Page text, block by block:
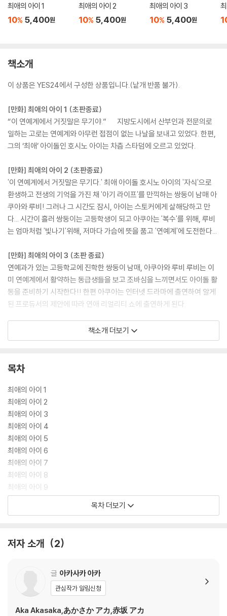
최애의 아이 1
10% 5,400원
최애의 아이 2
10% 5,400원
최애의 아이 3
10% 5,400원
책소개
이 상품은 YES24에서 구성한 상품입니다.(낱개 반품 불가).
[만화] 최애의 아이 1 (초판종료)
“이 연예계에서 거짓말은 무기야.” 지방도시에서 산부인과 전문의로
일하는 고로는 연예계와 아무런 접점이 없는 나날을 보내고 있었다. 한편,
그의 ‘최애’ 아이돌인 호시노 아이는 차츰 스타덤에 오르고 있었다.
[만화] 최애의 아이 2 (초판종료)
'이 연예계에서 거짓말은 무기다.' 최애 아이돌 호시노 아이의 '자식'으로
환생하고 전생의 기억을 가진 채 '아기 라이프'를 만끽하는 쌍둥이 남매 아
쿠아와 루비! 그러나 그 시간도 잠시, 아이는 스토커에게 살해당하고 만
다... 시간이 흘러 쌍둥이는 고등학생이 되고 아쿠아는 '복수'를 위해, 루비
는 엄마처럼 '빛나기'위해, 저마다 가슴에 뜻을 품고 '연예계'에 도전한다...
[만화] 최애의 아이 3 (초판 종료)
연예과가 있는 고등학교에 진학한 쌍둥이 남매, 아쿠아와 루비 루비는 이
미 연예계에서 활약하는 동급생들을 보고 조바심을 느끼면서도 아이돌 활
동을 준비하기 시작한다!! 한편 아쿠아는 인터넷 드라마에 출연하여 알게
된 프로듀서의 제안에 따라 연애 리얼리티 쇼에 출연하게 된다.
[만화] 최애의 아이 4 (더블 특전 종료 / 초판 종료)
배우와 아이돌 사이에서 고민하는 카나. 그러는 사이에 퍼스트 스테이지는
쌍둥이 남매 아쿠아와 루비는 연예계에서 절찬리 분투 중! 루비가 소속한
신생 'B코마치'는 퍼스트 라이브를 마치고 앞으로의 활약에 기대를 받게
된다. 한편 아쿠아에게 들어온 다음 일은 '2.5차원 무대'출연!! 그 무대에는
연애 리얼리티 쇼를 하며 '연인'이 된 쿠로카와 아카네, 그리고 아쿠아에게
호감을 품은 아리마 카나도 출연하게 되는데...
[만화] 최애의 아이 6 (초판종료)
원작자 사메지마 아비코는 각본을 폐기했지만, 이후 각본가 GOA와 화해
하고 납득할 수 있는 각본을 만들어낸다. 그러나 두 크리에이터가 손잡고
완성한 것은 배우의 연기에 전적으로 맡기는 고난도 각본이었다! 한편 '감
정연기'를 요구받게 된 호시노 아쿠아는 아이의 죽음에서 비롯된 깊은 자
[만화] 최애의 아이 7 (초판종료)
시작으로 대립하는 과거의 천재 아역 아리마 카나와 현 극단 라라라이 에
이스 쿠로카와 아카네는 무대 위에서 저마다 자신의 연기를 부딪힌다! 그
리고 '감정연기'를 위해서 자신의 트라우마와 마주한 호시노 아쿠아가 다
다른 배우로서의 삶이란?!
책소개 더보기
목차
최애의 아이 1
최애의 아이 2
최애의 아이 3
최애의 아이 4
최애의 아이 5
최애의 아이 6
최애의 아이 7
최애의 아이 8
최애의 아이 9
최애의 아이 10
목차 더보기
저자 소개 2
글 아카사카 아카
관심작가 알림신청
Aka Akasaka,あかさか アカ,赤坂 アカ